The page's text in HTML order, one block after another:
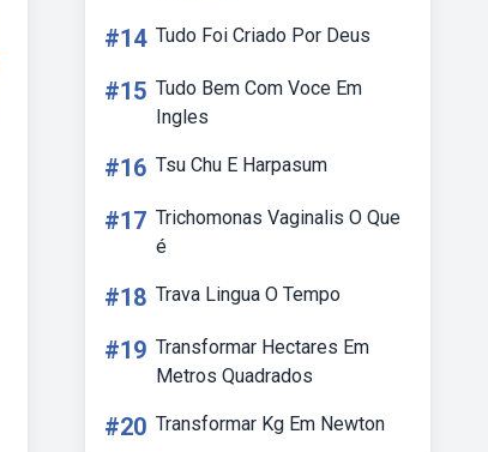
#14 Tudo Foi Criado Por Deus
#15 Tudo Bem Com Voce Em
Ingles
#16 Tsu Chu E Harpasum
#17 Trichomonas Vaginalis O Que
é
#18 Trava Lingua O Tempo
#19 Transformar Hectares Em
Metros Quadrados
#20 Transformar Kg Em Newton